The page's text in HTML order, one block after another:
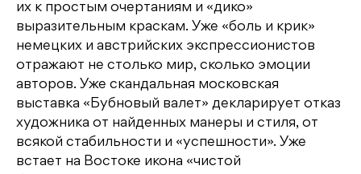
их к простым очертаниям и «дико»
выразительным краскам. Уже «боль и крик»
немецких и австрийских экспрессионистов
отражают не столько мир, сколько эмоции
авторов. Уже скандальная московская
выставка «Бубновый валет» декларирует отказ
художника от найденных манеры и стиля, от
всякой стабильности и «успешности». Уже
встает на Востоке икона «чистой